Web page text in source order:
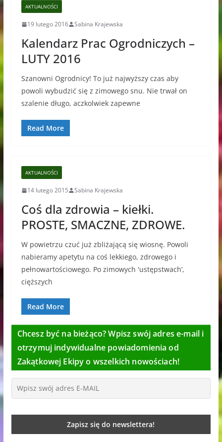
AKTUALNOŚCI
19 lutego 2016 Sabina Krajewska
Kalendarz Prac Ogrodniczych –
LUTY 2016
Szanowni Ogrodnicy! To już najwyższy czas aby
powoli wybudzić się z zimowego snu. Nie trwał on
szalenie długo, aczkolwiek zapewne
Read More
AKTUALNOŚCI
14 lutego 2015 Sabina Krajewska
Coś dla zdrowia – kiełki.
PROSTE, SMACZNE, ZDROWE.
W powietrzu czuć już zbliżającą się wiosnę. Powoli
nabieramy apetytu na coś lekkiego, zdrowego i
pełnowartościowego. Po zimowych 'ustępstwach’,
cięższych
Read More
Chcesz być na bieżąco? Wpisz swój adres e-mail i
otrzymuj indywidualne powiadomienia od
Zakątkowej Ekipy o wszelkich nowościach!